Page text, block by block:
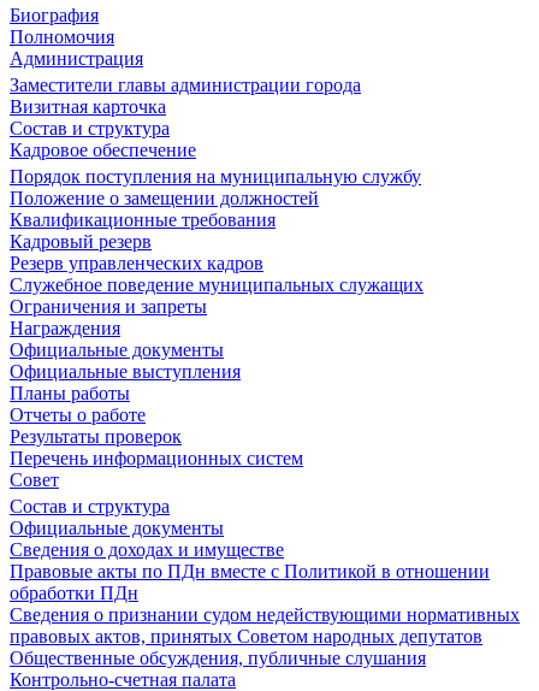
Биография
Полномочия
Администрация
Заместители главы администрации города
Визитная карточка
Состав и структура
Кадровое обеспечение
Порядок поступления на муниципальную службу
Положение о замещении должностей
Квалификационные требования
Кадровый резерв
Резерв управленческих кадров
Служебное поведение муниципальных служащих
Ограничения и запреты
Награждения
Официальные документы
Официальные выступления
Планы работы
Отчеты о работе
Результаты проверок
Перечень информационных систем
Совет
Состав и структура
Официальные документы
Сведения о доходах и имуществе
Правовые акты по ПДн вместе с Политикой в отношении
обработки ПДн
Сведения о признании судом недействующими нормативных
правовых актов, принятых Советом народных депутатов
Общественные обсуждения, публичные слушания
Контрольно-счетная палата